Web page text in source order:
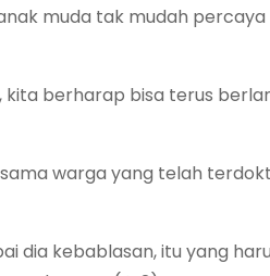
muda tak mudah
berharap bisa terus
warga yang telah
dia kebablasan, itu yang